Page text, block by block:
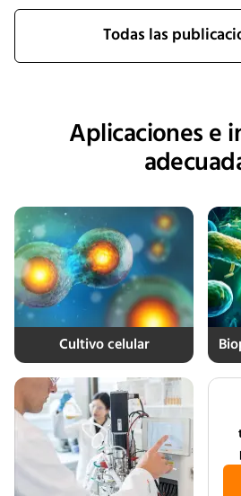
HT Minitron incubator shaker for
cultivation, the study identified 199
transcriptional variability linked to
tolerant CHO cell lines for improved
manufacturing performance.
Todas las
Aplicaciones e
Cultivo celular